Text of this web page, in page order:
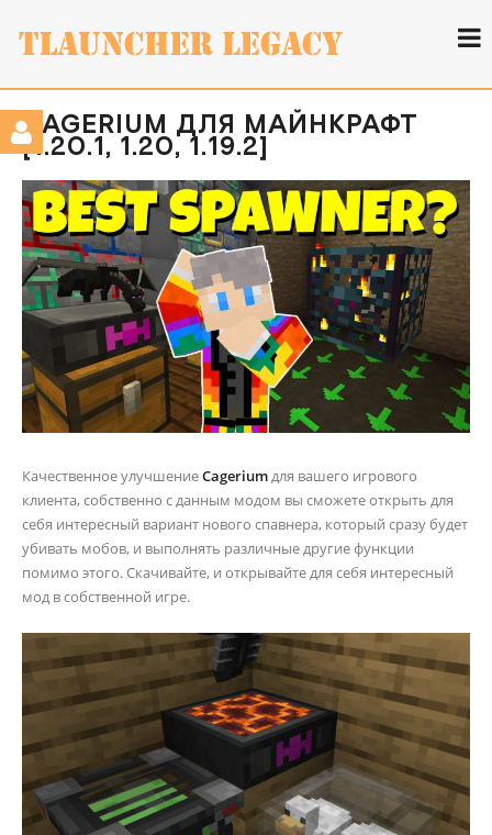
CAGERIUM ДЛЯ МАЙНКРАФТ
[1.20.1, 1.20, 1.19.2]
Качественное улучшениеCageriumдля вашего игрового
клиента, собственно с данным модом вы сможете открыть для
себя интересный вариант нового спавнера, который сразу будет
убивать мобов, и выполнять различные другие функции
помимо этого. Скачивайте, и открывайте для себя интересный
мод в собственной игре.